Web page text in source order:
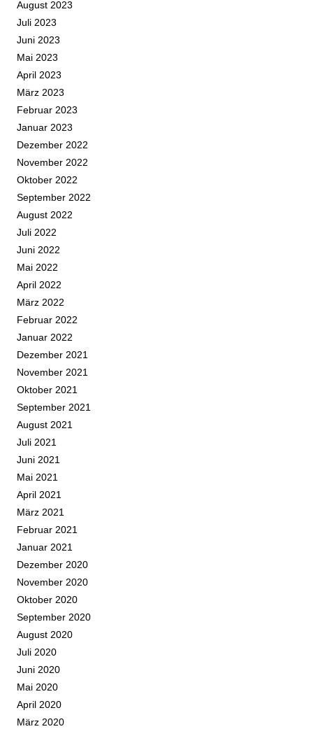
August 2023
Juli 2023
Juni 2023
Mai 2023
April 2023
März 2023
Februar 2023
Januar 2023
Dezember 2022
November 2022
Oktober 2022
September 2022
August 2022
Juli 2022
Juni 2022
Mai 2022
April 2022
März 2022
Februar 2022
Januar 2022
Dezember 2021
November 2021
Oktober 2021
September 2021
August 2021
Juli 2021
Juni 2021
Mai 2021
April 2021
März 2021
Februar 2021
Januar 2021
Dezember 2020
November 2020
Oktober 2020
September 2020
August 2020
Juli 2020
Juni 2020
Mai 2020
April 2020
März 2020